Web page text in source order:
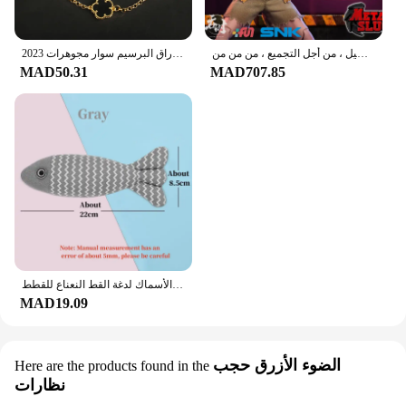
2023 الفاخرة الأخضر زهرة الطبيعية الأبيض شل زهرة حجر سوار السيدات هدية عالية الجودة أربع أوراق البرسيم سوار مجوهرات
MAD50.31
استديو تونشي شكل إيشيمونجي بفم قابل للنقل ، مقاتل معدني مجند ذكر ، طراز قابل للتحصيل ، من أجل التجميع ، من من من
MAD707.85
الأسنان طحن النعناع البري اللعب مضحك التفاعلية أفخم القط لعبة الحيوانات الأليفة هريرة مضغ لعبة صوتية الأسماك لدغة القط النعناع للقطط
MAD19.09
Here are the products found in the الضوء الأزرق حجب
نظارات